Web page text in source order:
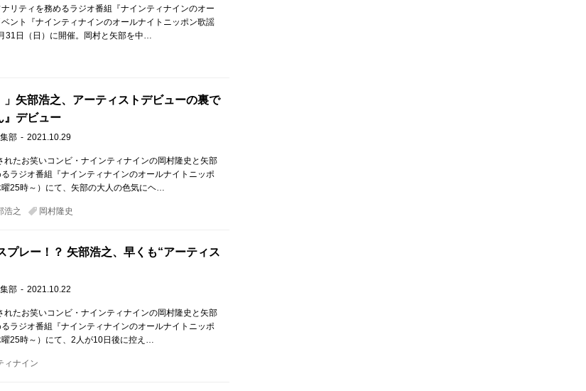
リティを務めるラジオ番組『ナインティナインのオー
ント『ナインティナインのオールナイトニッポン歌謡
31日（日）に開催。岡村と矢部を中…
」矢部浩之、アーティストデビューの裏で
』デビュー
部 2021.10.29
れたお笑いコンビ・ナインティナインの岡村隆史と矢部
ラジオ番組『ナインティナインのオールナイトニッポ
25時～）にて、矢部の大人の色気にヘ…
浩之 岡村隆史
プレー！？ 矢部浩之、早くも“アーティス
部 2021.10.22
れたお笑いコンビ・ナインティナインの岡村隆史と矢部
ラジオ番組『ナインティナインのオールナイトニッポ
25時～）にて、2人が10日後に控え…
ィナイン